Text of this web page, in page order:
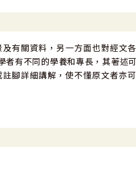
有關資料，另一方面也對經文
有不同的學養和專長，其著述
腳詳細講解，使不懂原文者亦